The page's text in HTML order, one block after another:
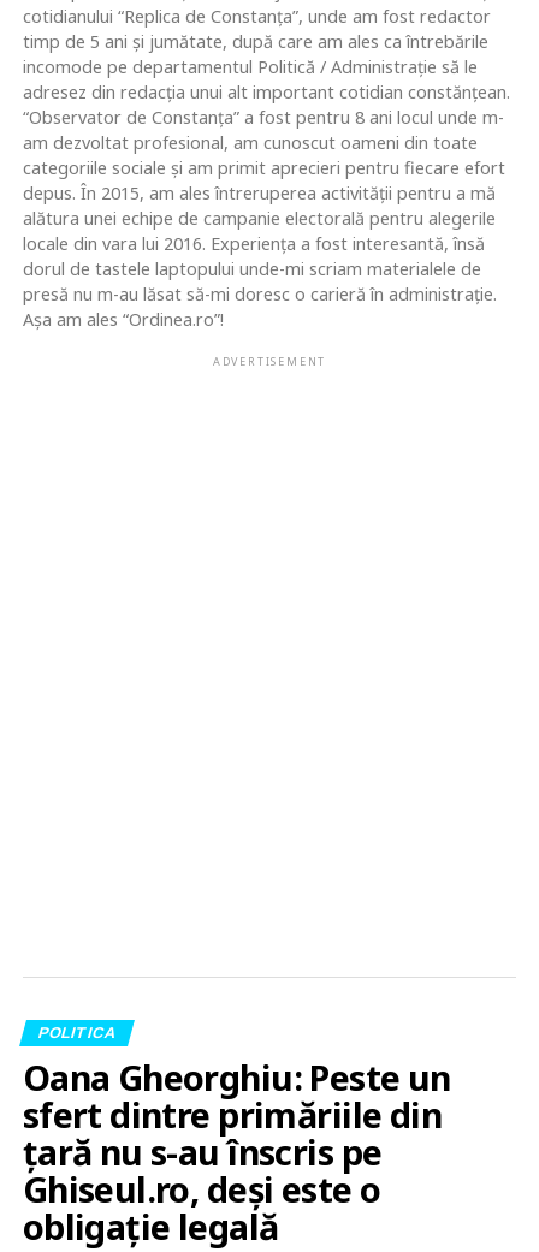
cotidianului “Replica de Constanța”, unde am fost redactor
timp de 5 ani și jumătate, după care am ales ca întrebările
incomode pe departamentul Politică / Administrație să le
adresez din redacția unui alt important cotidian constănțean.
“Observator de Constanța” a fost pentru 8 ani locul unde m-
am dezvoltat profesional, am cunoscut oameni din toate
categoriile sociale și am primit aprecieri pentru fiecare efort
depus. În 2015, am ales întreruperea activității pentru a mă
alătura unei echipe de campanie electorală pentru alegerile
locale din vara lui 2016. Experiența a fost interesantă, însă
dorul de tastele laptopului unde-mi scriam materialele de
presă nu m-au lăsat să-mi doresc o carieră în administrație.
Așa am ales “Ordinea.ro”!
ADVERTISEMENT
POLITICA
Oana Gheorghiu: Peste un
sfert dintre primăriile din
țară nu s-au înscris pe
Ghiseul.ro, deși este o
obligație legală